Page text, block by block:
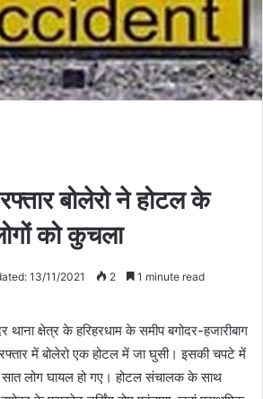
बोलेरो ने होटल के
को कुचला
13/11/2021 2 1 minute read
थाना क्षेत्र के हरिहरधाम के समीप बगोदर-हजारीबाग
में बोलेरो एक होटल में जा घुसी। इसकी चपटे में
लोग घायल हो गए। होटल संचालक के साथ